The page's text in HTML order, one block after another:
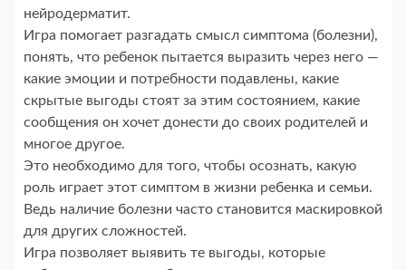
нейродерматит.
Игра помогает разгадать смысл симптома (болезни),
понять, что ребенок пытается выразить через него —
какие эмоции и потребности подавлены, какие
скрытые выгоды стоят за этим состоянием, какие
сообщения он хочет донести до своих родителей и
многое другое.
Это необходимо для того, чтобы осознать, какую
роль играет этот симптом в жизни ребенка и семьи.
Ведь наличие болезни часто становится маскировкой
для других сложностей.
Игра позволяет выявить те выгоды, которые